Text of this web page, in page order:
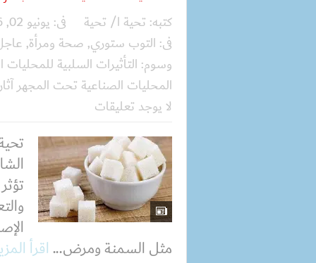
كتبه: تحية ا/ تحية فى: يونيو 02, 2026
فى: التوب ستوري, صحة ومرأة,
وسوم: التأثيرات السلبية للمحليات
المحليات الصناعية تحت المجهر
لا يوجد تعليقات
مثل السمنة ومرض...اقرأ